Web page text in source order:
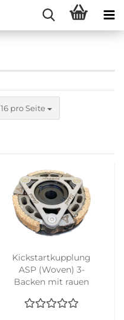
16 pro Seite
pro Seite
Kickstartkupplung
ASP (Woven) 3-
Backen mit rauen